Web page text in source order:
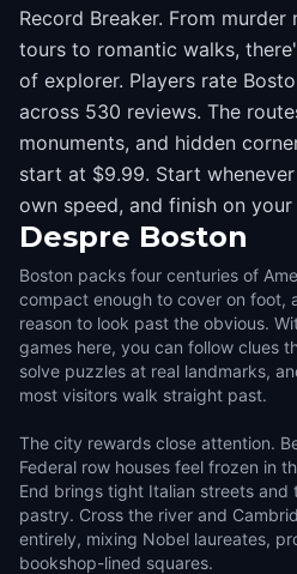
Record Breaker. From
tours to romantic walks,
of explorer. Players rate
across 530 reviews. The
monuments, and hidden
start at $9.99. Start
own speed, and finish on
Despre Boston
Boston packs four centuries of
compact enough to cover on foot,
reason to look past the obvious.
games here, you can follow clues
solve puzzles at real landmarks,
most visitors walk straight past.
The city rewards close attention.
Federal row houses feel frozen in
End brings tight Italian streets and
pastry. Cross the river and
entirely, mixing Nobel laureates,
bookshop-lined squares.